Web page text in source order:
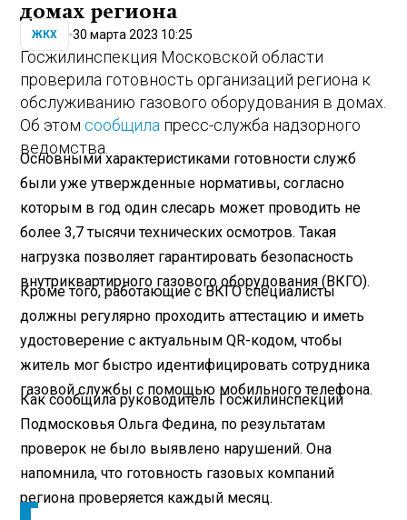
домах региона
ЖКХ 30 марта 2023 10:25
Госжилинспекция Московской области
проверила готовность организаций региона к
обслуживанию газового оборудования в домах.
Об этом сообщила пресс-служба надзорного
ведомства.
Основными характеристиками готовности служб
были уже утвержденные нормативы, согласно
которым в год один слесарь может проводить не
более 3,7 тысячи технических осмотров. Такая
нагрузка позволяет гарантировать безопасность
внутриквартирного газового оборудования (ВКГО).
Кроме того, работающие с ВКГО специалисты
должны регулярно проходить аттестацию и иметь
удостоверение с актуальным QR-кодом, чтобы
житель мог быстро идентифицировать сотрудника
газовой службы с помощью мобильного телефона.
Как сообщила руководитель Госжилинспекции
Подмосковья Ольга Федина, по результатам
проверок не было выявлено нарушений. Она
напомнила, что готовность газовых компаний
региона проверяется каждый месяц.